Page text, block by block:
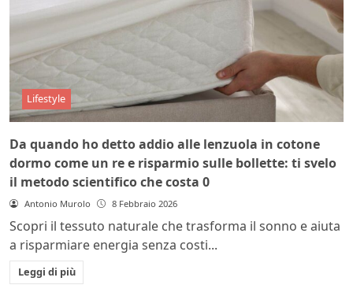
Lifestyle
Da quando ho detto addio alle lenzuola in cotone
dormo come un re e risparmio sulle bollette: ti svelo
il metodo scientifico che costa 0
Antonio Murolo 8 Febbraio 2026
Scopri il tessuto naturale che trasforma il sonno e aiuta
a risparmiare energia senza costi...
Leggi di più